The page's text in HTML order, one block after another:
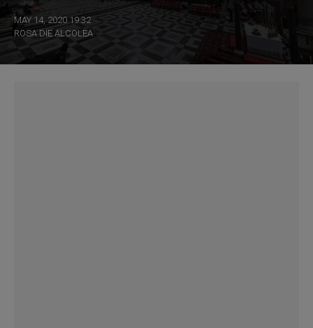
MAY 14, 2020 19:32
ROSA DIE ALCOLEA